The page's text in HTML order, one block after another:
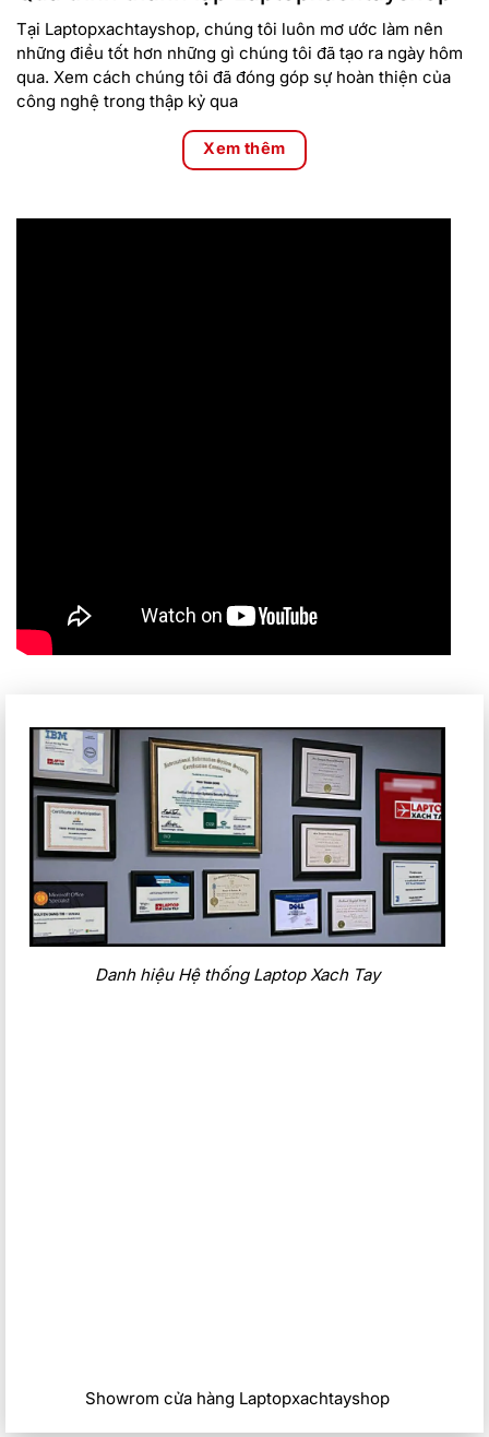
Tại Laptopxachtayshop, chúng tôi luôn mơ ước làm nên
những điều tốt hơn những gì chúng tôi đã tạo ra ngày hôm
qua. Xem cách chúng tôi đã đóng góp sự hoàn thiện của
công nghệ trong thập kỷ qua
Xem thêm
Danh hiệu Hệ thống Laptop Xach Tay
Showrom cửa hàng Laptopxachtayshop